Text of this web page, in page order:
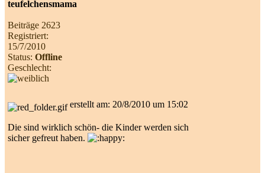
Beiträge 2623
Registriert:
15/7/2010
Status: Offline
Geschlecht:
erstellt am: 20/8/2010 um 15:02
Die sind wirklich schön- die Kinder werden sich
sicher gefreut haben.